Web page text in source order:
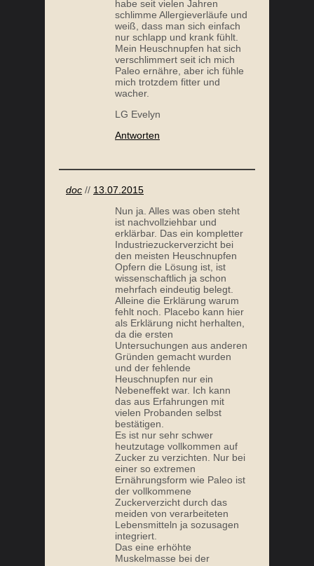
habe seit vielen Jahren
schlimme Allergieverläufe und
weiß, dass man sich einfach
nur schlapp und krank fühlt.
Mein Heuschnupfen hat sich
verschlimmert seit ich mich
Paleo ernähre, aber ich fühle
mich trotzdem fitter und
wacher.
LG Evelyn
Antworten
doc // 13.07.2015
Nun ja. Alles was oben steht
ist nachvollziehbar und
erklärbar. Das ein kompletter
Industriezuckerverzicht bei
den meisten Heuschnupfen
Opfern die Lösung ist, ist
wissenschaftlich ja schon
mehrfach eindeutig belegt.
Alleine die Erklärung warum
fehlt noch. Placebo kann hier
als Erklärung nicht herhalten,
da die ersten
Untersuchungen aus anderen
Gründen gemacht wurden
und der fehlende
Heuschnupfen nur ein
Nebeneffekt war. Ich kann
das aus Erfahrungen mit
vielen Probanden selbst
bestätigen.
Es ist nur sehr schwer
heutzutage vollkommen auf
Zucker zu verzichten. Nur bei
einer so extremen
Ernährungsform wie Paleo ist
der vollkommene
Zuckerverzicht durch das
meiden von verarbeiteten
Lebensmitteln ja sozusagen
integriert.
Das eine erhöhte
Muskelmasse bei der